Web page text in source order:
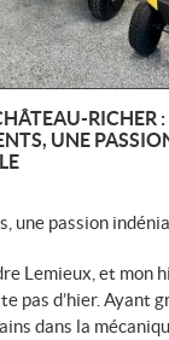
RICHER :
UNE
une passion
Lemieux, et mon
pas d’hier. Ayant
dans la